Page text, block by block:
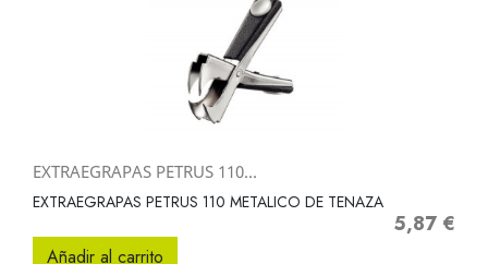
EXTRAEGRAPAS PETRUS 110...
EXTRAEGRAPAS PETRUS 110 METALICO DE TENAZA
Precio
5,87 €
Añadir al carrito